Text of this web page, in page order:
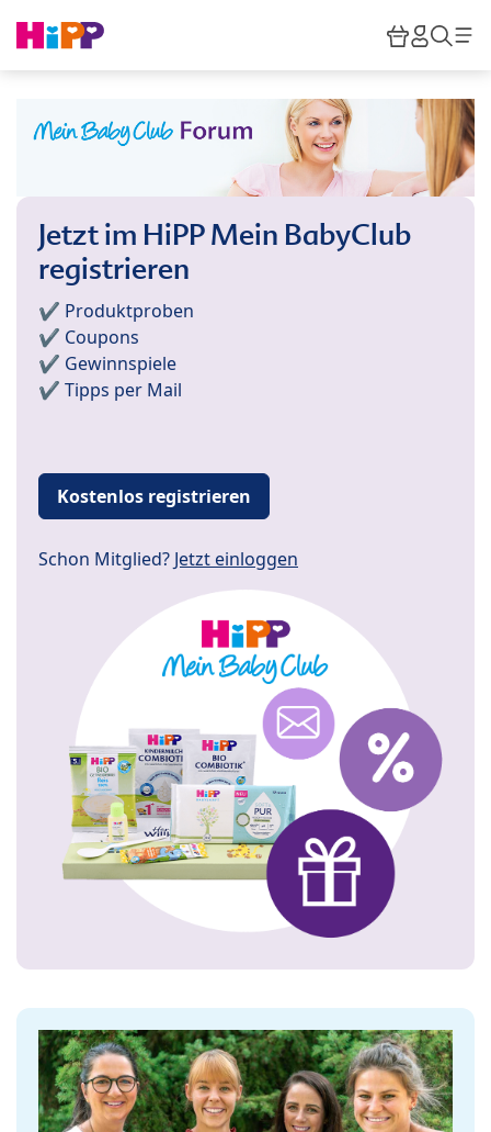
HiPP
Jetzt im HiPP Mein BabyClub
registrieren
✔️ Produktproben
✔️ Coupons
✔️ Gewinnspiele
✔️ Tipps per Mail
Kostenlos registrieren
Schon Mitglied? Jetzt einloggen